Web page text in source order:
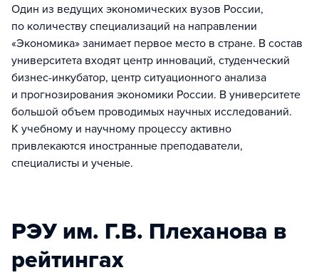
Один из ведущих экономических вузов России,
по количеству специализаций на направлении
«Экономика» занимает первое место в стране. В состав
университета входят центр инноваций, студенческий
бизнес-инкубатор, центр ситуационного анализа
и прогнозирования экономики России. В университете
большой объем проводимых научных исследований.
К учебному и научному процессу активно
привлекаются иностранные преподаватели,
специалисты и ученые.
РЭУ им. Г.В. Плеханова в
рейтингах